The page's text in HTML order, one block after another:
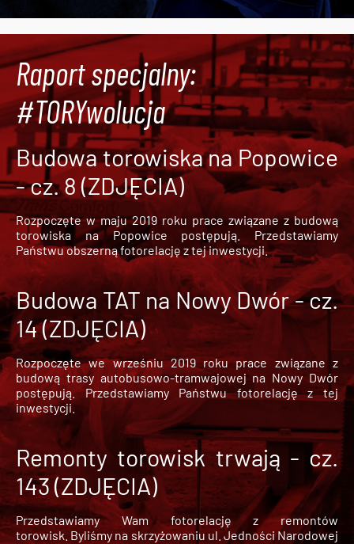
Raport specjalny:
#TORYwolucja
Budowa torowiska na Popowice
- cz. 8 (ZDJĘCIA)
Rozpoczęte w maju 2019 roku prace związane z budową
torowiska na Popowice
postępują. Przedstawiamy
Państwu obszerną fotorelację z tej inwestycji.
Budowa TAT na Nowy Dwór - cz.
14 (ZDJĘCIA)
Rozpoczęte we wrześniu 2019 roku prace związane z
budową trasy autobusowo-tramwajowej na Nowy Dwór
postępują. Przedstawiamy Państwu fotorelację z tej
inwestycji.
Remonty torowisk trwają - cz.
143 (ZDJĘCIA)
Przedstawiamy Wam fotorelację z remontów
torowisk. Byliśmy na skrzyżowaniu ul. Jedności Narodowej